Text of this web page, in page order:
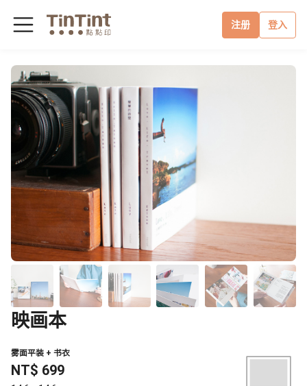
注册 登入
映画本
雾面平装 + 书衣
NT$ 699